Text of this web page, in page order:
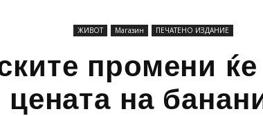
ЖИВОТ Магазин ПЕЧАТЕНО ИЗДАНИЕ
промени ќе
цената на